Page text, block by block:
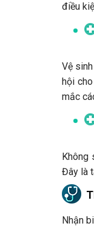
điều
Vệ
hội
mắc
Không
Đây là
Nhận